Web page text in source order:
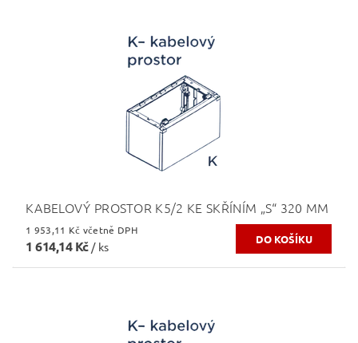
KABELOVÝ PROSTOR K5/2 KE SKŘÍNÍM „S“ 320 MM
1 953,11 Kč včetně DPH
1 614,14 Kč / ks